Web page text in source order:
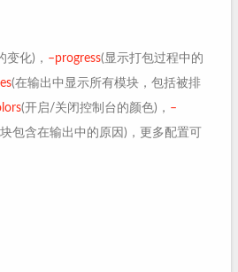
变化)， –progress(显示打包过程中的
(在输出中显示所有模块，包括被排
(开启/关闭控制台的颜色)， –
包含在输出中的原因)，更多配置可